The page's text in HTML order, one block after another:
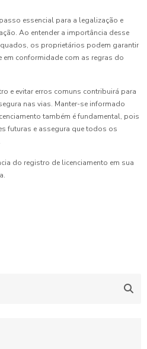
essencial para a legalização e
Ao entender a importância desse
os proprietários podem garantir
em conformidade com as regras do
e evitar erros comuns contribuirá para
nas vias. Manter-se informado
também é fundamental, pois
futuras e assegura que todos os
do registro de licenciamento em sua